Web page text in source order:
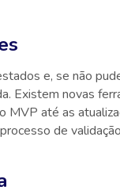
e, se não
Existem novas
até as
de